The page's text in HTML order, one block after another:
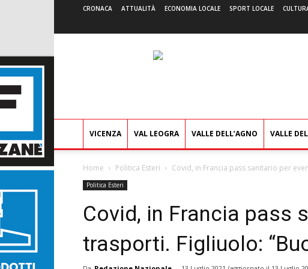
CRONACA ATTUALITÀ ECONOMIA LOCALE SPORT LOCALE
VICENZA VAL LEOGRA VALLE DELL’AGNO VALLE
Home Politica Esteri Covid, in Francia pass sanitario per
Politica Esteri
Covid, in Francia pass
trasporti. Figliuolo: